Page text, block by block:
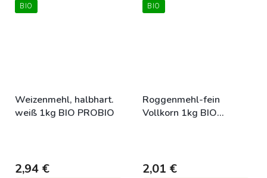
BIO
Weizenmehl, halbhart.
weiß 1kg BIO PROBIO
2,94 €
BIO
Roggenmehl-fein
Vollkorn 1kg BIO
2,01 €